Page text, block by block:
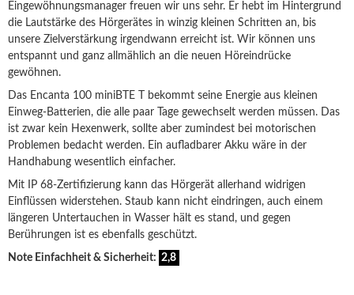
Eingewöhnungsmanager freuen wir uns sehr. Er hebt im Hintergrund
die Lautstärke des Hörgerätes in winzig kleinen Schritten an, bis
unsere Zielverstärkung irgendwann erreicht ist. Wir können uns
entspannt und ganz allmählich an die neuen Höreindrücke
gewöhnen.
Das Encanta 100 miniBTE T bekommt seine Energie aus kleinen
Einweg-Batterien, die alle paar Tage gewechselt werden müssen. Das
ist zwar kein Hexenwerk, sollte aber zumindest bei motorischen
Problemen bedacht werden. Ein aufladbarer Akku wäre in der
Handhabung wesentlich einfacher.
Mit IP 68-Zertifizierung kann das Hörgerät allerhand widrigen
Einflüssen widerstehen. Staub kann nicht eindringen, auch einem
längeren Untertauchen in Wasser hält es stand, und gegen
Berührungen ist es ebenfalls geschützt.
Note Einfachheit & Sicherheit: 2,8